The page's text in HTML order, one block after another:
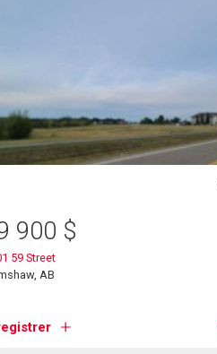
900 $
59 Street
AB